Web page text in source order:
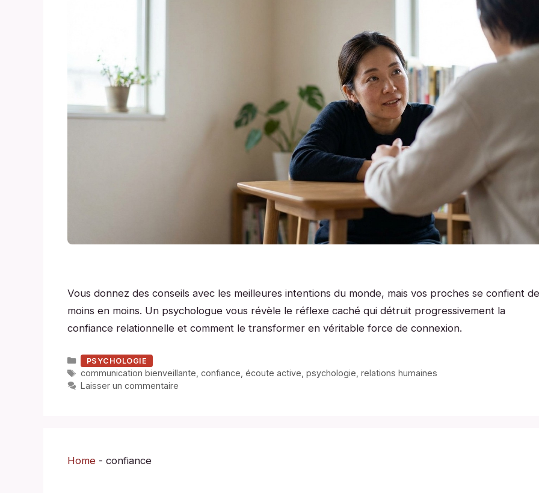
Vous donnez des conseils avec les meilleures intentions du monde, mais vos proches se confient de
moins en moins. Un psychologue vous révèle le réflexe caché qui détruit progressivement la
confiance relationnelle et comment le transformer en véritable force de connexion.
Catégories
PSYCHOLOGIE
Étiquettes
communication bienveillante confiance écoute active psychologie relations humaines
Laisser un commentaire
Home - confiance